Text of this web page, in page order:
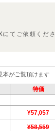
てご依頼くださ
本がご覧頂けます
特価
¥57,057
¥58,559